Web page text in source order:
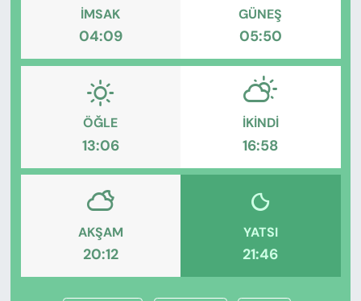
İMSAK
04:09
GÜNEŞ
05:50
ÖĞLE
13:06
İKINDI
16:58
AKŞAM
20:12
YATSI
21:46
KÜLTÜR-SANAT
ÖZEL HABER
YAZAR KÖŞESİ
SİYASET
VAN VE DİYARBAKIR HABERLERİ